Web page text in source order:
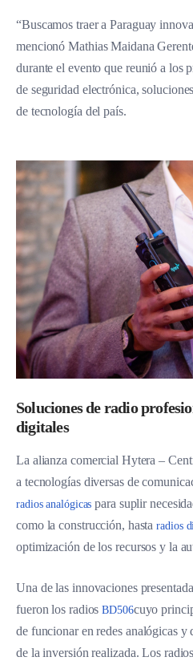
“Buscamos traer a Paraguay
mencionó Mathias Maidana
durante el evento que reunió a los
de seguridad electrónica,
de tecnología del país.
Soluciones de radio
digitales
La alianza comercial Hytera –
a tecnologías diversas de
radios analógicas para suplir
como la construcción, hastaradios
optimización de los recursos y la
Una de las innovaciones
fueron los radiosBD506cuyo
de funcionar en redes analógicas
de la inversión realizada. Los